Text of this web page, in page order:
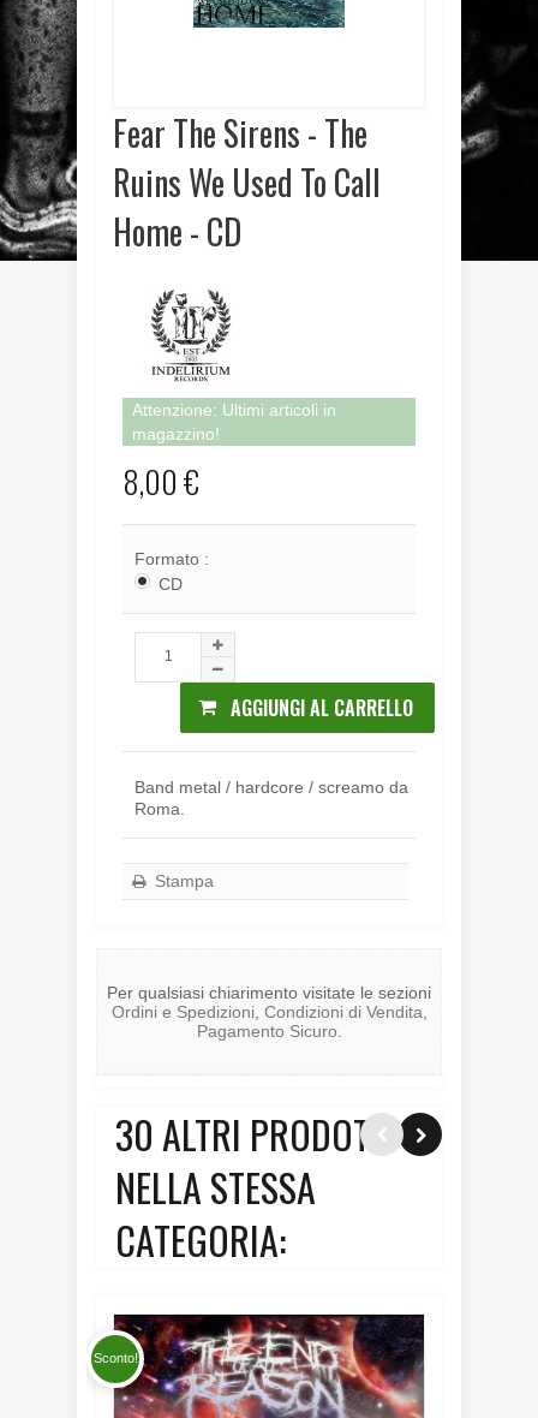
Fear The Sirens - The
Ruins We Used To Call
Home - CD
Attenzione: Ultimi articoli in
magazzino!
8,00 €
Formato :
CD
AGGIUNGI AL CARRELLO
Band metal / hardcore / screamo da
Roma.
Stampa
Per qualsiasi chiarimento visitate le sezioni
Ordini e Spedizioni Condizioni di Vendita
Pagamento Sicuro
30 ALTRI PRODOTTI
NELLA STESSA
CATEGORIA:
Sconto!